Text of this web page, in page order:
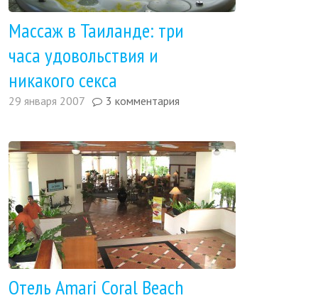
Массаж в Таиланде: три
часа удовольствия и
никакого секса
29 января 2007 3 комментария
Отель Amari Coral Beach